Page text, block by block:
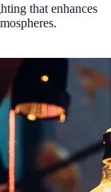
that enhances